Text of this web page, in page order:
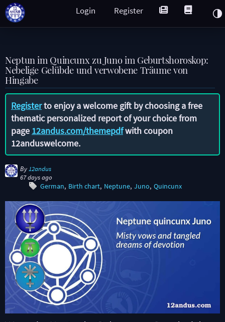
Register
Login
Neptun im Quincunx zu Juno im Geburtshoroskop:
Nebelige Gelübde und verwobene Träume von
Hingabe
Registerto enjoy a welcome gift by choosing a free
thematic personalized report of your choice from
page 12andus.com/themepdfwith coupon
12anduswelcome.
By 12andus
67 days ago
German Birth chart Neptune Juno Quincunx